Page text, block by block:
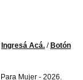
Ingresá Acá. / Botón
Mujer - 2026.